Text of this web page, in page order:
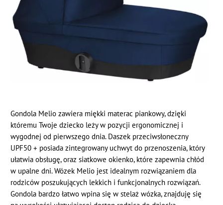
Gondola Melio zawiera miękki materac piankowy, dzięki
któremu Twoje dziecko leży w pozycji ergonomicznej i
wygodnej od pierwszego dnia. Daszek przeciwsłoneczny
UPF50 + posiada zintegrowany uchwyt do przenoszenia, który
ułatwia obsługę, oraz siatkowe okienko, które zapewnia chłód
w upalne dni. Wózek Melio jest idealnym rozwiązaniem dla
rodziców poszukujących lekkich i funkcjonalnych rozwiązań.
Gondola bardzo łatwo wpina się w stelaż wózka, znajduję się